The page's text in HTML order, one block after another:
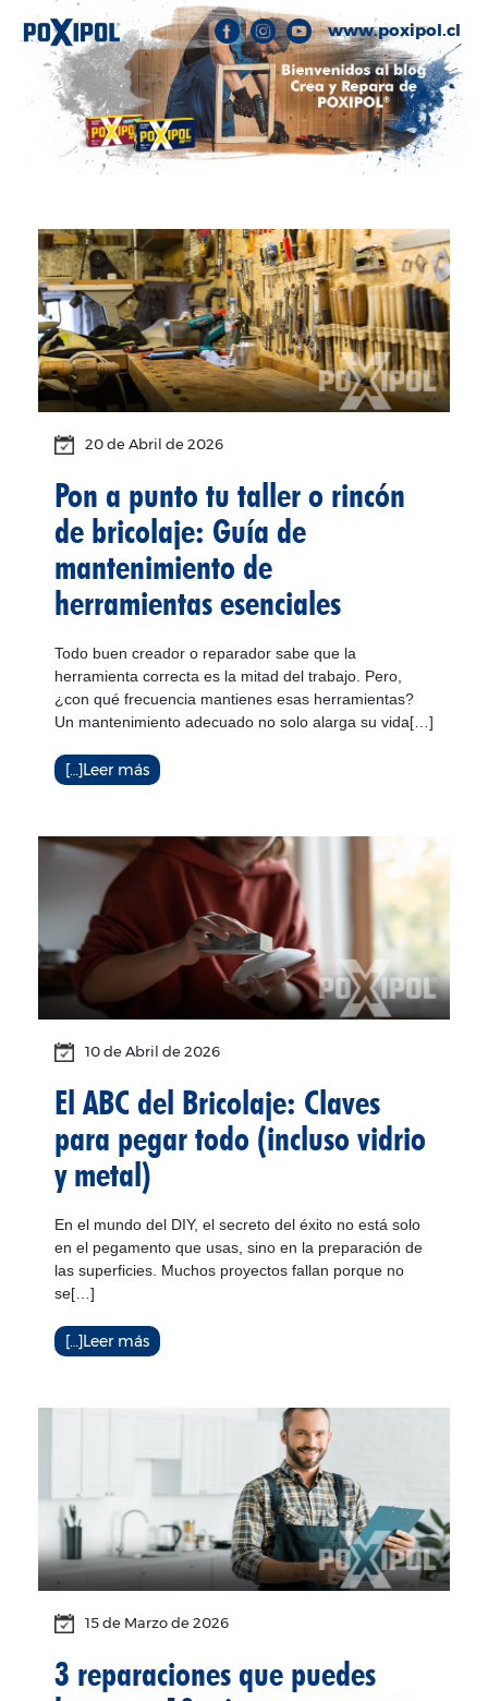
www.poxipol.cl
20 deAbril de 2026
Pon a punto tu taller o rincón
de bricolaje: Guía de
mantenimiento de
herramientas esenciales
Todo buen creador o reparador sabe que la
herramienta correcta es la mitad del trabajo. Pero,
¿con qué frecuencia mantienes esas herramientas?
Un mantenimiento adecuado no solo alarga su vida[…]
[…]Leer más
10 deAbril de 2026
El ABC del Bricolaje: Claves
para pegar todo (incluso vidrio
y metal)
En el mundo del DIY, el secreto del éxito no está solo
en el pegamento que usas, sino en la preparación de
las superficies. Muchos proyectos fallan porque no
se[…]
[…]Leer más
15 de Marzode 2026
3 reparaciones que puedes